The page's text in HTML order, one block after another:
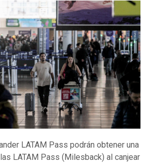
LATAM Pass podrán obtener una
LATAM Pass (Milesback) al canjear